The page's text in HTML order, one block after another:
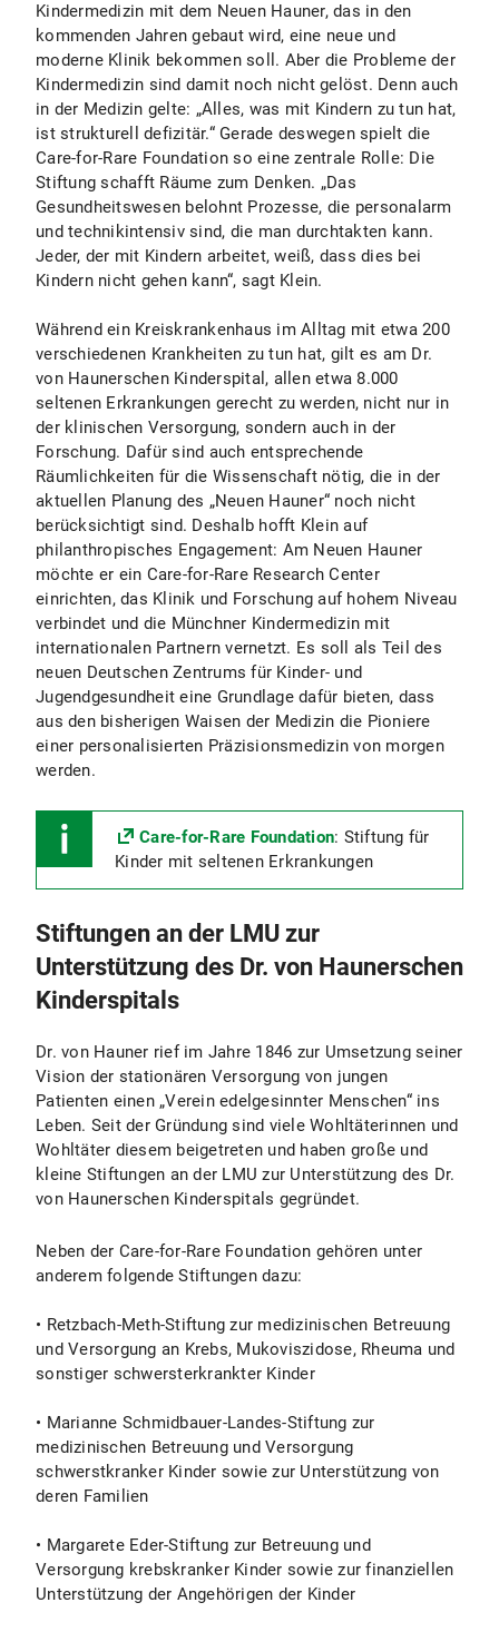
Kindermedizin mit dem Neuen Hauner, das in den
kommenden Jahren gebaut wird, eine neue und
moderne Klinik bekommen soll. Aber die Probleme der
Kindermedizin sind damit noch nicht gelöst. Denn auch
in der Medizin gelte: „Alles, was mit Kindern zu tun hat,
ist strukturell defizitär.“ Gerade deswegen spielt die
Care-for-Rare Foundation so eine zentrale Rolle: Die
Stiftung schafft Räume zum Denken. „Das
Gesundheitswesen belohnt Prozesse, die personalarm
und technikintensiv sind, die man durchtakten kann.
Jeder, der mit Kindern arbeitet, weiß, dass dies bei
Kindern nicht gehen kann“, sagt Klein.
Während ein Kreiskrankenhaus im Alltag mit etwa 200
verschiedenen Krankheiten zu tun hat, gilt es am Dr.
von Haunerschen Kinderspital, allen etwa 8.000
seltenen Erkrankungen gerecht zu werden, nicht nur in
der klinischen Versorgung, sondern auch in der
Forschung. Dafür sind auch entsprechende
Räumlichkeiten für die Wissenschaft nötig, die in der
aktuellen Planung des „Neuen Hauner“ noch nicht
berücksichtigt sind. Deshalb hofft Klein auf
philanthropisches Engagement: Am Neuen Hauner
möchte er ein Care-for-Rare Research Center
einrichten, das Klinik und Forschung auf hohem Niveau
verbindet und die Münchner Kindermedizin mit
internationalen Partnern vernetzt. Es soll als Teil des
neuen Deutschen Zentrums für Kinder- und
Jugendgesundheit eine Grundlage dafür bieten, dass
aus den bisherigen Waisen der Medizin die Pioniere
einer personalisierten Präzisionsmedizin von morgen
werden.
Care-for-Rare Foundation: Stiftung für
Kinder mit seltenen Erkrankungen
Stiftungen an der LMU zur
Unterstützung des Dr. von Haunerschen
Kinderspitals
Dr. von Hauner rief im Jahre 1846 zur Umsetzung seiner
Vision der stationären Versorgung von jungen
Patienten einen „Verein edelgesinnter Menschen“ ins
Leben. Seit der Gründung sind viele Wohltäterinnen und
Wohltäter diesem beigetreten und haben große und
kleine Stiftungen an der LMU zur Unterstützung des Dr.
von Haunerschen Kinderspitals gegründet.
Neben der Care-for-Rare Foundation gehören unter
anderem folgende Stiftungen dazu:
• Retzbach-Meth-Stiftung zur medizinischen Betreuung
und Versorgung an Krebs, Mukoviszidose, Rheuma und
sonstiger schwersterkrankter Kinder
• Marianne Schmidbauer-Landes-Stiftung zur
medizinischen Betreuung und Versorgung
schwerstkranker Kinder sowie zur Unterstützung von
deren Familien
• Margarete Eder-Stiftung zur Betreuung und
Versorgung krebskranker Kinder sowie zur finanziellen
Unterstützung der Angehörigen der Kinder